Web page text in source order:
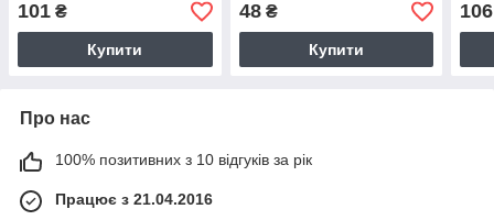
101 ₴
Купити
48₴
Купити
106
Про нас
100% позитивних з 10 відгуків за рік
Працює з 21.04.2016